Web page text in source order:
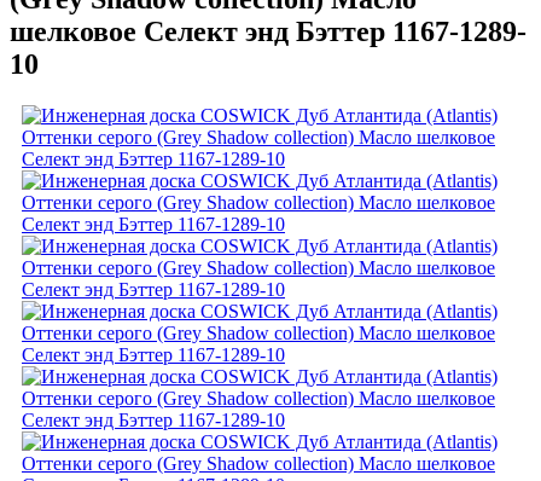
шелковое Селект энд Бэттер 1167-1289-
10